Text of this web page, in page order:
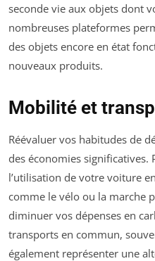
seconde vie aux objets dont
nombreuses plateformes
des objets encore en état
nouveaux produits.
Mobilité et
Réévaluer vos habitudes de
des économies significatives.
l’utilisation de votre voiture
comme le vélo ou la marche
diminuer vos dépenses en
transports en commun,
également représenter une